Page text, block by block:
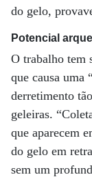
do gelo,
Potencial
O trabalho tem
que causa uma
derretimento
geleiras.
que aparecem
do gelo em
sem um